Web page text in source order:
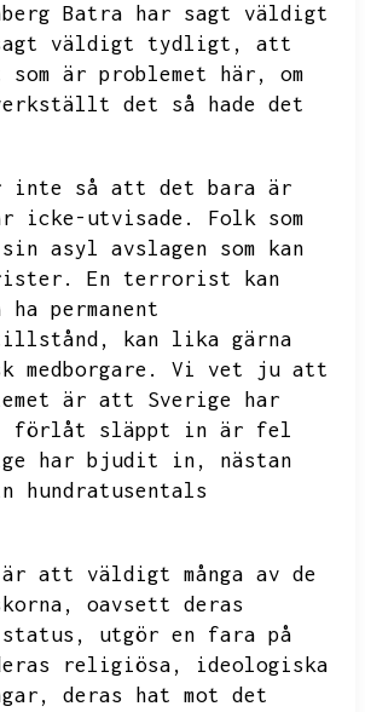
Batra har sagt väldigt
väldigt tydligt,
att
är problemet här,
om
verkställt det så hade det
inte så att det bara är
icke-utvisade.
Folk som
asyl avslagen som kan
En terrorist kan
permanent
kan lika gärna
medborgare.
Vi vet ju att
är att Sverige har
förlåt släppt in är fel
har bjudit in,
nästan
hundratusentals
är att väldigt många av de
oavsett deras
utgör en fara på
religiösa,
ideologiska
deras hat mot det